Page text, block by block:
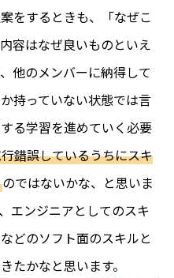
をするときも、「なぜこ
容はなぜ良いものといえ
他のメンバーに納得して
持っていない状態では言
る学習を進めていく必要
錯誤しているうちにスキ
のではないかな、と思いま
エンジニアとしてのスキ
どのソフト面のスキルと
たかなと思います。